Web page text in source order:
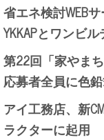
省エネ検討WEB
YKKAPとワンビ
第22回「家やま
応募者全員に色
アイ工務店、新
ラクターに起用